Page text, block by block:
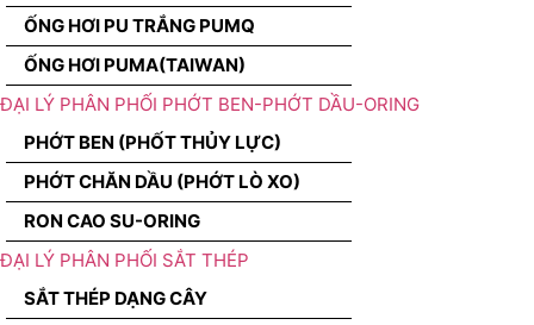
ỐNG HƠI PU TRẮNG PUMQ
ỐNG HƠI PUMA(TAIWAN)
ĐẠI LÝ PHÂN PHỐI PHỚT BEN-PHỚT DẦU-ORING
PHỚT BEN (PHỐT THỦY LỰC)
PHỚT CHĂN DẦU (PHỚT LÒ XO)
RON CAO SU-ORING
ĐẠI LÝ PHÂN PHỐI SẮT THÉP
SẮT THÉP DẠNG CÂY